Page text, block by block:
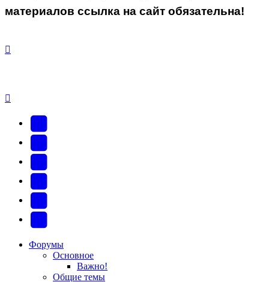
материалов ссылка на сайт обязательна!
вкладке)
вкладке)
новой
вкладке)
в
новой
вкладке)
(Откроется
новой
Форумы
Основное
Важно!
Общие темы